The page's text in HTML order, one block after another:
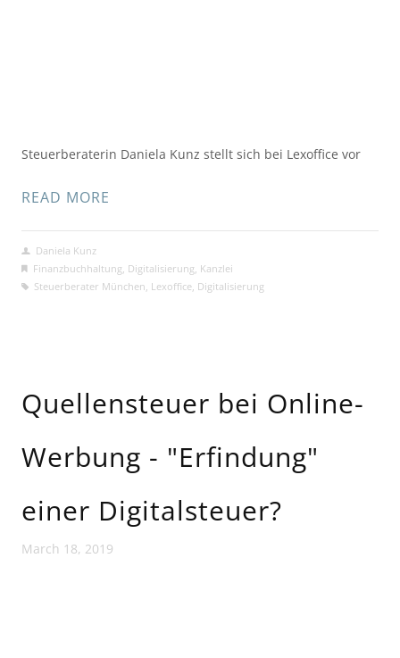
Steuerberaterin Daniela Kunz stellt sich bei Lexoffice vor
READ MORE
Daniela Kunz
Finanzbuchhaltung Digitalisierung Kanzlei
Steuerberater München Lexoffice, Digitalisierung
Quellensteuer bei Online-
Werbung - "Erfindung"
einer Digitalsteuer?
March 18, 2019